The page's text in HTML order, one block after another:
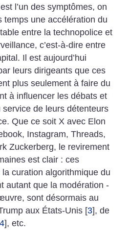
l’un des symptômes, on
temps une accélération du
entre la technopolice et
c’est-à-dire entre
Il est aujourd’hui
leurs dirigeants que ces
plus seulement à faire du
à influencer les débats et
service de leurs détenteurs
Que ce soit X avec Elon
Instagram, Threads,
Zuckerberg, le revirement
est clair : ces
curation algorithmique du
autant que la modération
sont désormais au
aux États-Unis [3], de
4], etc.